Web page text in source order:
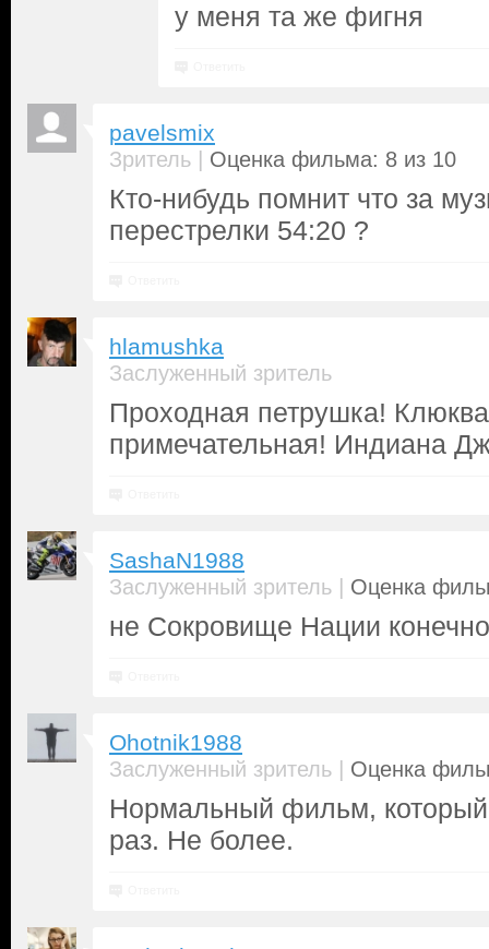
у меня та же фигня
pavelsmix
Зритель | Оценка фильма: 8 из 10
Кто-нибудь помнит что за
перестрелки 54:20 ?
hlamushka
Заслуженный зритель
Проходная петрушка!
примечательная! Индиана
SashaN1988
Заслуженный зритель | Оценка
не Сокровище Нации
Ohotnik1988
Заслуженный зритель | Оценка
Нормальный фильм,
раз. Не более.